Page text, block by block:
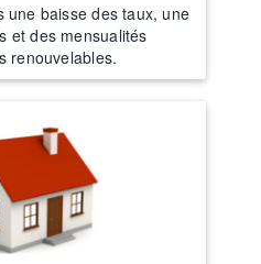
une baisse des taux, une
et des mensualités
renouvelables.